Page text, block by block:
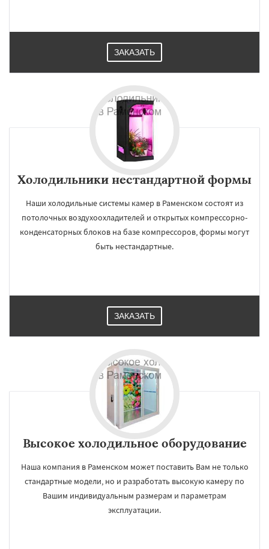
ЗАКАЗАТЬ
Холодильники нестандартной формы
Наши холодильные системы камер в Раменском состоят из
потолочных воздухоохладителей и открытых компрессорно-
конденсаторных блоков на базе компрессоров, формы могут
быть нестандартные.
ЗАКАЗАТЬ
Высокое холодильное оборудование
Наша компания в Раменском может поставить Вам не только
стандартные модели, но и разработать высокую камеру по
Вашим индивидуальным размерам и параметрам
эксплуатации.